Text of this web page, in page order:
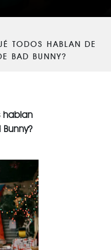
TODOS HABLAN DE
BAD BUNNY?
hablan